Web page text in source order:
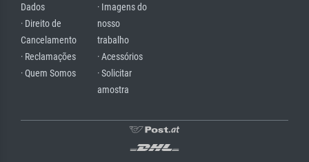
Dados
· Direito de
Cancelamento
· Reclamações
· Quem Somos
· Imagens do
nosso
trabalho
· Acessórios
· Solicitar
amostra